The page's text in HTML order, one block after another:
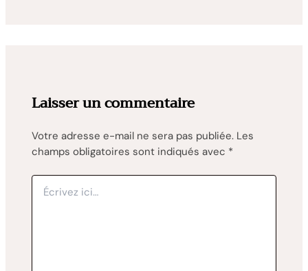
Laisser un commentaire
Votre adresse e-mail ne sera pas publiée. Les
champs obligatoires sont indiqués avec *
Écrivez
ici…